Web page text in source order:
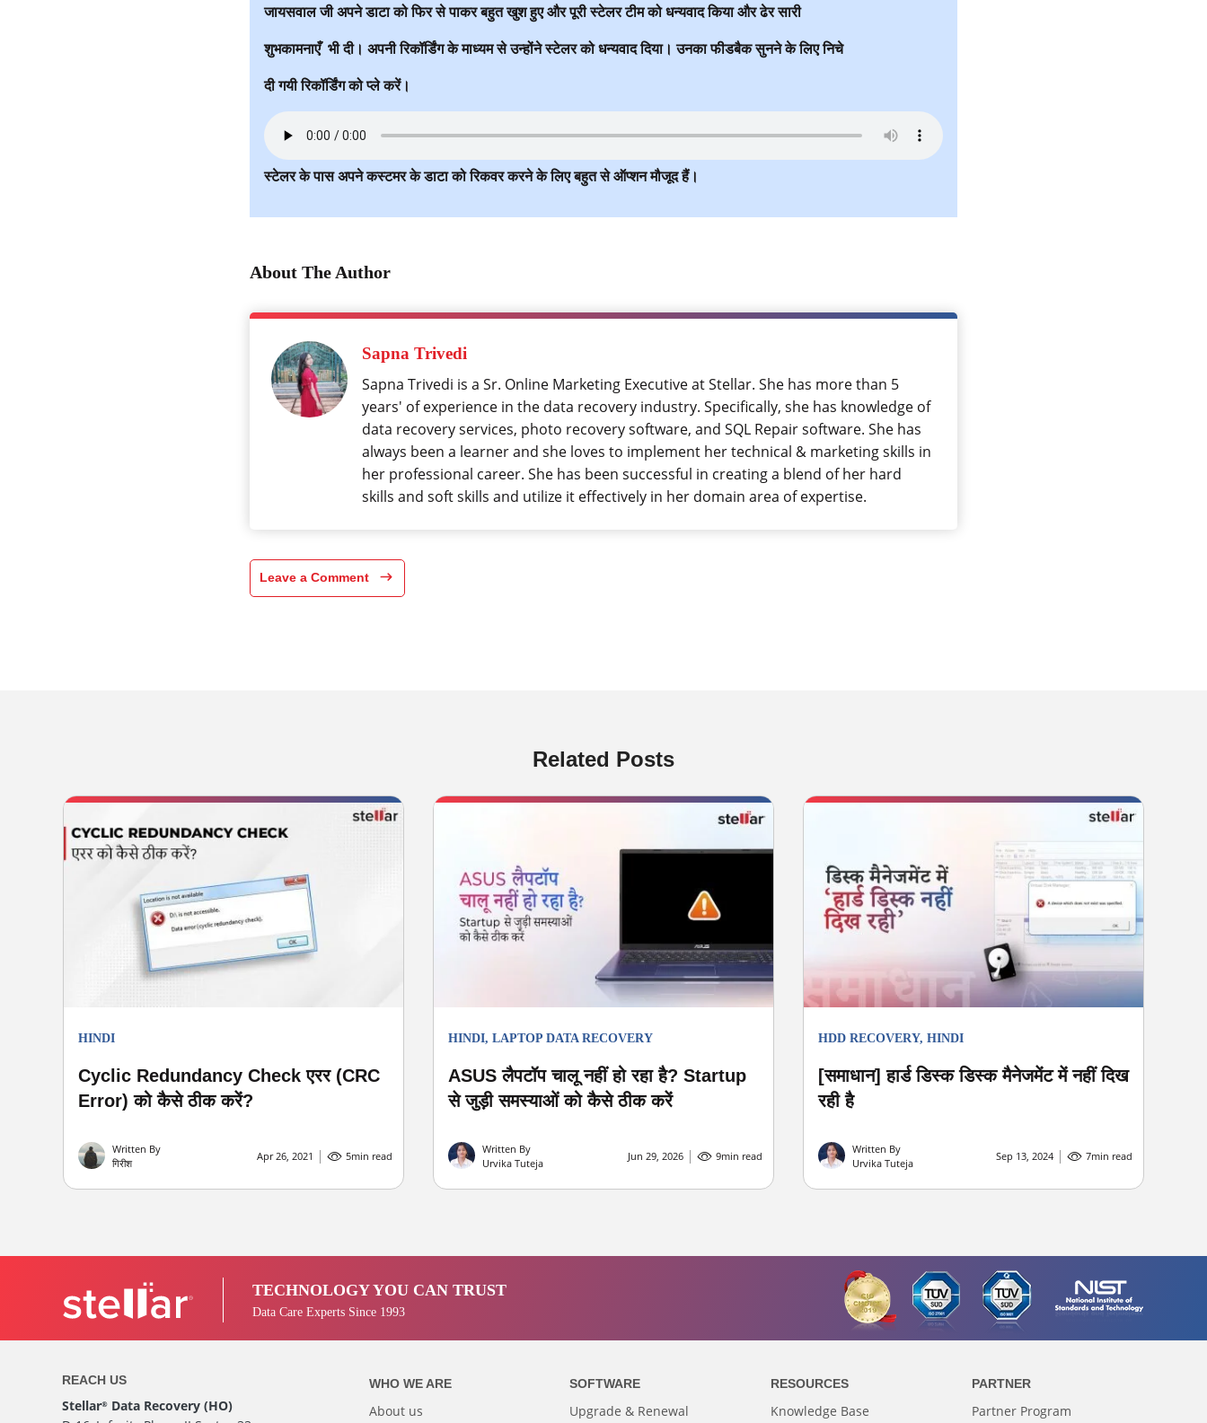
जायसवाल जी अपने डाटा को फिर से पाकर बहुत खुश हुए और पूरी स्टेलर टीम को धन्यवाद किया और ढेर सारी
शुभकामनाएँ भी दी। अपनी रिकॉर्डिंग के माध्यम से उन्होंने स्टेलर को धन्यवाद दिया। उनका फीडबैक सुनने के लिए निचे
दी गयी रिकॉर्डिंग को प्ले करें।
स्टेलर के पास अपने कस्टमर के डाटा को रिकवर करने के लिए बहुत से ऑप्शन मौजूद हैं।
About The Author
Sapna Trivedi
Sapna Trivedi is a Sr. Online Marketing Executive at Stellar. She has more than 5
years' of experience in the data recovery industry. Specifically, she has knowledge of
data recovery services, photo recovery software, and SQL Repair software. She has
always been a learner and she loves to implement her technical & marketing skills in
her professional career. She has been successful in creating a blend of her hard
skills and soft skills and utilize it effectively in her domain area of expertise.
Leave a Comment
Related Posts
HINDI
Cyclic Redundancy Check एरर (CRC
Error) को कैसे ठीक करें?
Written By
गिरीश
Apr 26, 2021 5min read
HINDI, LAPTOP DATA RECOVERY
ASUS लैपटॉप चालू नहीं हो रहा है? Startup
से जुड़ी समस्याओं को कैसे ठीक करें
Written By
Urvika Tuteja
Jun 29, 2026 9min read
HDD RECOVERY,HINDI
[समाधान] हार्ड डिस्क डिस्क मैनेजमेंट में नहीं दिख
रही है
Written By
Urvika Tuteja
Sep 13, 2024 7min read
TECHNOLOGY YOU CAN TRUST
Data Care Experts Since 1993
REACH US
Stellar®Data Recovery (HO)
WHO WE ARE
About us
SOFTWARE
Upgrade & Renewal
RESOURCES
Knowledge Base
PARTNER
Partner Program